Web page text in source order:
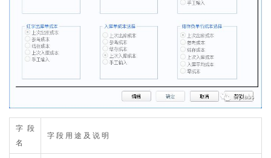
字 段
名
字 段 用 途 及 说 明